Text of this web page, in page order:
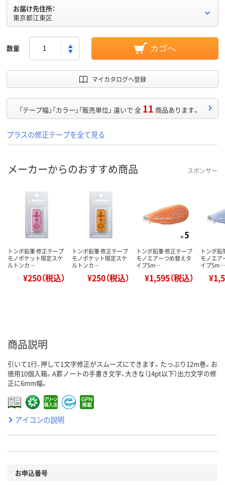
お届け先住所：
東京都江東区
数量 カゴへ
マイカタログへ登録
「テープ幅」「カラー」「販売単位」 違いで 全 11 商品あります。
プラスの修正テープを全て見る
メーカーからのおすすめ商品 スポンサー
トンボ鉛筆 修正テープ
モノポケット限定スケ
ルトンカ…
¥250（税込）
トンボ鉛筆 修正テープ
モノポケット限定スケ
ルトンカ…
¥250（税込）
トンボ鉛筆 修正テープ
モノエアーつめ替えタ
イプ5m…
¥1,595（税込）
トンボ鉛
モノエア
イプ5m…
商品説明
引いて1行、押して1文字修正がスムーズにできます。たっぷり12m巻。お
徳用10個入箱。A罫ノートの手書き文字、大きな（14pt以下）出力文字の修
正に6mm幅。
アイコンの説明
お申込番号